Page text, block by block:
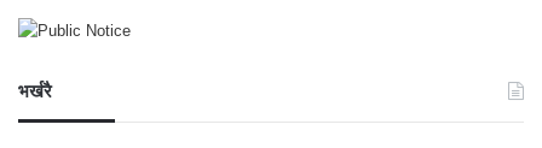
भर्खरै